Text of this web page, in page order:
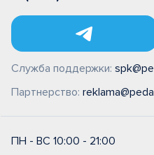
Служба поддержки:
Партнерство:
ПН - ВС 10:00 - 21:00